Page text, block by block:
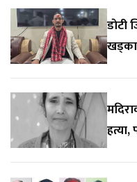
डाेटी
हत्या,